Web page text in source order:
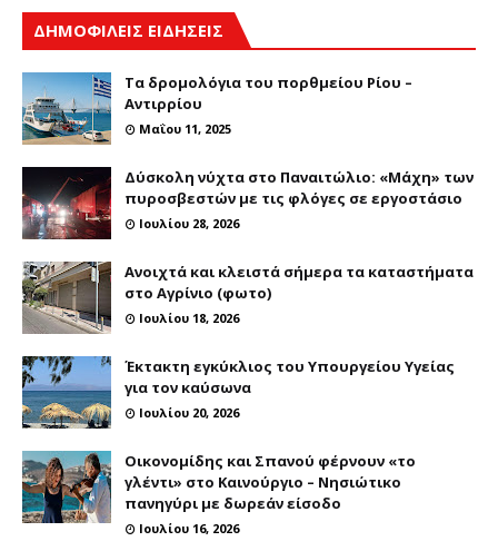
ΔΗΜΟΦΙΛΕΙΣ ΕΙΔΗΣΕΙΣ
Τα δρομολόγια του πορθμείου Ρίου –
Αντιρρίου
Μαΐου 11, 2025
Δύσκολη νύχτα στο Παναιτώλιο: «Μάχη» των
πυροσβεστών με τις φλόγες σε εργοστάσιο
Ιουλίου 28, 2026
Ανοιχτά και κλειστά σήμερα τα καταστήματα
στο Αγρίνιο (φωτο)
Ιουλίου 18, 2026
Έκτακτη εγκύκλιος του Υπουργείου Υγείας
για τον καύσωνα
Ιουλίου 20, 2026
Οικονομίδης και Σπανού φέρνουν «το
γλέντι» στο Καινούργιο – Νησιώτικο
πανηγύρι με δωρεάν είσοδο
Ιουλίου 16, 2026